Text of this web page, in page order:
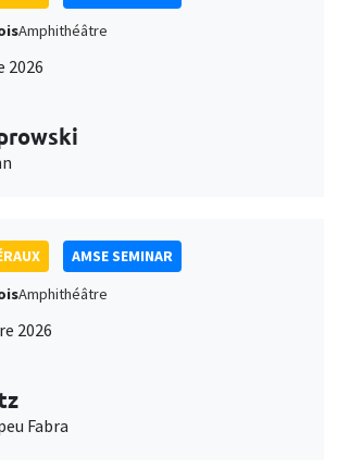
Amphithéâtre
AMSE SEMINAR
Amphithéâtre
Fabra